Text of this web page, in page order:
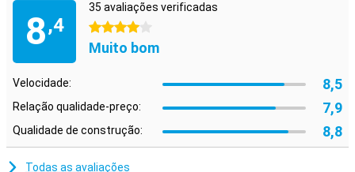
8,4
35 avaliações verificadas
4 estrelas
Muito bom
Velocidade: 8,5
Relação qualidade-preço: 7,9
Qualidade de construção: 8,8
Todas as avaliações